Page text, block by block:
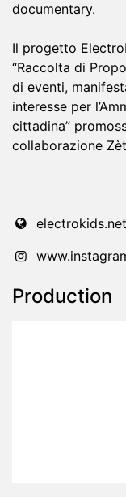
documentary.
Il progetto
“Raccolta di
di eventi,
interesse per
cittadina”
collaborazione
electrokids.net
Production